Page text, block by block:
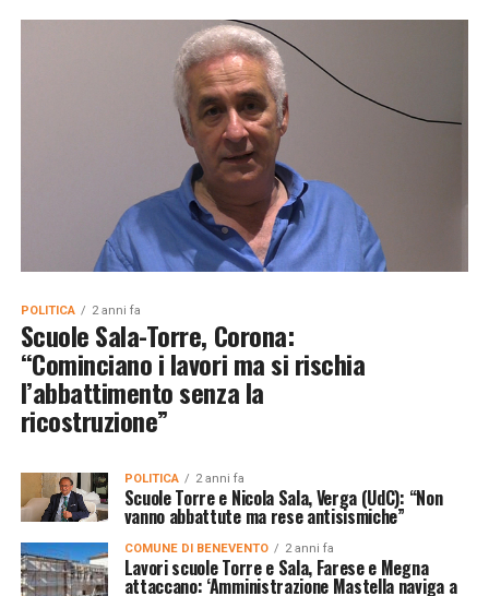
POLITICA 2 anni fa
Scuole Sala-Torre, Corona:
“Cominciano i lavori ma si rischia
l’abbattimento senza la
ricostruzione”
POLITICA 2 anni fa
Scuole Torre e Nicola Sala, Verga (UdC): “Non
vanno abbattute ma rese antisismiche”
COMUNE DI BENEVENTO 2 anni fa
Lavori scuole Torre e Sala, Farese e Megna
attaccano: ‘Amministrazione Mastella naviga a